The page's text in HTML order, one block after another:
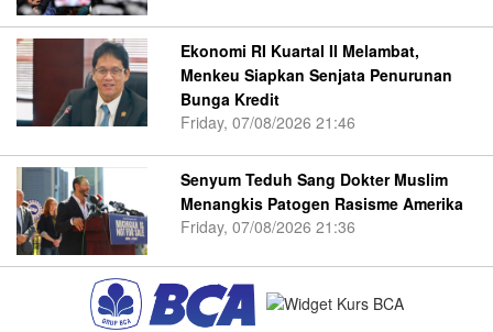
Ekonomi RI Kuartal II Melambat,
Menkeu Siapkan Senjata Penurunan
Bunga Kredit
Friday, 07/08/2026 21:46
Senyum Teduh Sang Dokter Muslim
Menangkis Patogen Rasisme Amerika
Friday, 07/08/2026 21:36